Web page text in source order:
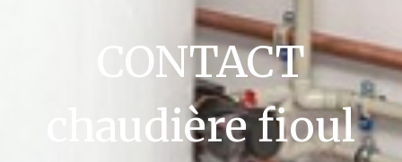
CONTACT
chaudière fioul